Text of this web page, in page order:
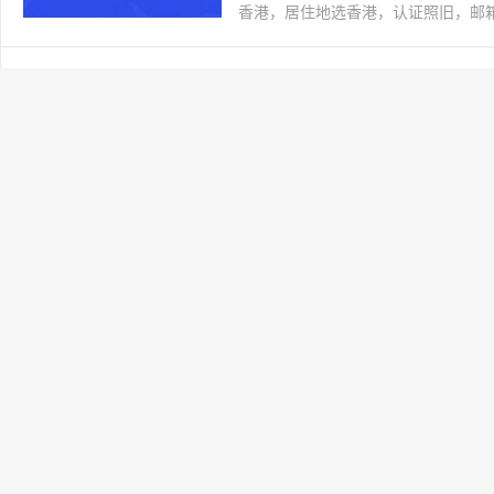
香港，居住地选香港，认证照旧，邮